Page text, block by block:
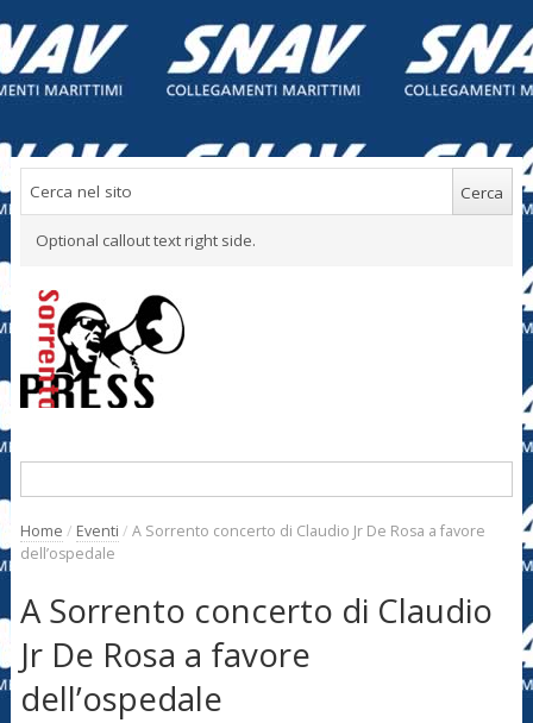
Optional callout text right side.
Home / Eventi / A Sorrento concerto di Claudio Jr De Rosa a favore
dell’ospedale
A Sorrento concerto di Claudio
Jr De Rosa a favore
dell’ospedale